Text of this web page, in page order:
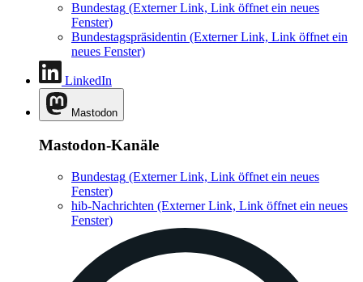
Bundestag (Externer Link, Link öffnet ein neues
Fenster)
Bundestagspräsidentin (Externer Link, Link öffnet ein
neues Fenster)
LinkedIn
Mastodon
Mastodon-Kanäle
Bundestag (Externer Link, Link öffnet ein neues
Fenster)
hib-Nachrichten (Externer Link, Link öffnet ein neues
Fenster)